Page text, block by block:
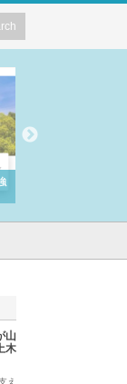
山
木
え